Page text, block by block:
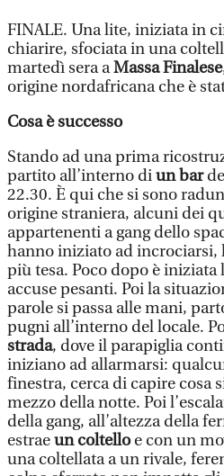
FINALE. Una lite, iniziata in
chiarire, sfociata in una
martedì sera aMassa Finalese
origine nordafricana che è
Cosa è successo
Stando ad una prima
partito all’interno diun bar
22.30. È qui che si sono
origine straniera, alcuni dei
appartenenti a gang dello
hanno iniziato ad incrociarsi,
più tesa. Poco dopo è
accuse pesanti. Poi la
parole si passa alle mani,
pugni all’interno del locale.
strada, dove il parapiglia
iniziano ad allarmarsi:
finestra, cerca di capire cosa
mezzo della notte. Poi
della gang, all’altezza della
estraeun coltelloe con un
una coltellata a un rivale,